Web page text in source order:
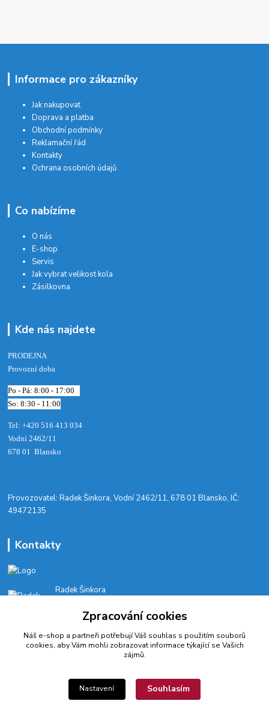
Informace pro zákazníky
Jak nakupovat
Doprava a platba
Obchodní podmínky
Reklamační řád
Kontakty
Ochrana osobních údajů
Co nabízíme
O nás
E-shop
Servis
Jak vybrat velikost kola
Zásilkovna
Kde nás najdete
PRODEJNA
Provozní doba
Po - Pá: 8:00 - 17:00
So: 8:30 - 11:00
Tel: +420 516 413 034‬
Vodní 2462/11
678 01 Blansko
​Provozovatel: Radek Šinkora, Vodní 2462/11, 678 01 Blansko, IČ:
49472135
Kontakty
Radek Šinkora
E-SHOP: Po-Pá, 8-17 hod.
cyklobikesport@seznam.cz
Zpracování cookies
Náš e-shop a partneři potřebují Váš souhlas s použitím souborů
cookies, aby Vám mohli zobrazovat informace týkající se Vašich
zájmů.
Nastavení Souhlasím